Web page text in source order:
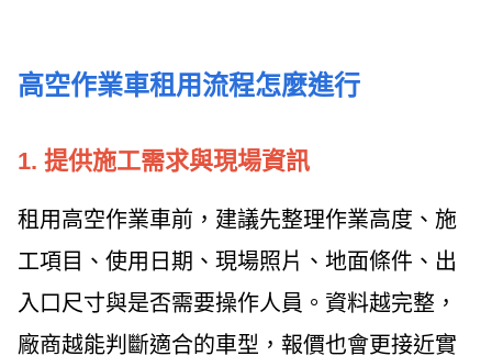
高空作業車租用流程怎麼進行
1. 提供施工需求與現場資訊
租用高空作業車前，建議先整理作業高度、施
工項目、使用日期、現場照片、地面條件、出
入口尺寸與是否需要操作人員。資料越完整，
廠商越能判斷適合的車型，報價也會更接近實